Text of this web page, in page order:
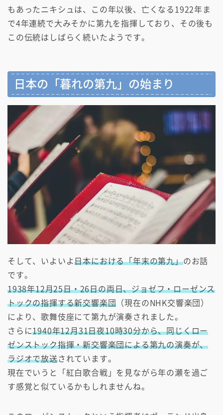
もあったニキシュは、この年以後、亡くなる1922年ま
で4年連続で大みそかに第九を指揮しており、その後も
この伝統はしばらく続いたようです。
日本の「暮れの第九」の始まり
そして、いよいよ日本における「年末の第九」のお話
です。
1938年12月25日・26日の両日、ジョゼフ・ローゼンス
トックの指揮する新交響楽団 （現在のNHK交響楽団）
により、歌舞伎座にて第九が演奏されました。
さらに1940年12月31日夜10時30分から、同じくロー
ゼンストック指揮・新交響楽団による第九の演奏が、
ラジオで放送されています。
現在でいうと「紅白歌合戦」を見ながら年の瀬を過ご
す感覚と似ているかもしれませんね。